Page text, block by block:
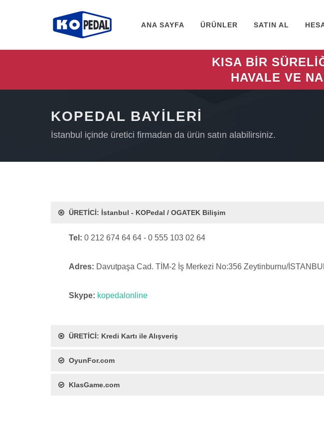
ANA SAYFA ÜRÜNLER SATIN AL
KISA BİR
HAVALE VE
KOPEDAL BAYİLERİ
İstanbul içinde üretici firmadan da ürün satın alabilirsiniz.
ÜRETİCİ: İstanbul - KOPedal / OGATEK Bilişim
Tel: 0 212 674 64 64 - 0 555 103 02 64
Adres: Davutpaşa Cad. TİM-2 İş Merkezi No:356 Zeytinburnu/
Skype: kopedalonline
ÜRETİCİ: Kredi Kartı ile Alışveriş
OyunFor.com
KlasGame.com